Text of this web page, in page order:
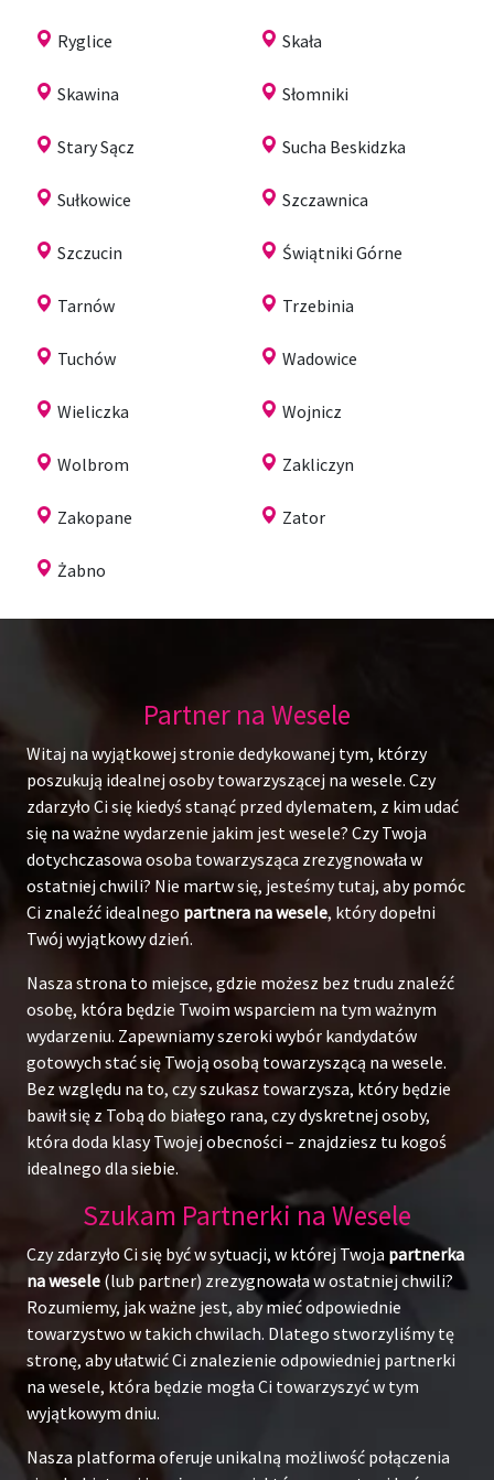
Ryglice Skała
Skawina Słomniki
Stary Sącz Sucha Beskidzka
Sułkowice Szczawnica
Szczucin Świątniki Górne
Tarnów Trzebinia
Tuchów Wadowice
Wieliczka Wojnicz
Wolbrom Zakliczyn
Zakopane Zator
Żabno
Partner na Wesele
Witaj na wyjątkowej stronie dedykowanej tym, którzy
poszukują idealnej osoby towarzyszącej na wesele. Czy
zdarzyło Ci się kiedyś stanąć przed dylematem, z kim udać
się na ważne wydarzenie jakim jest wesele? Czy Twoja
dotychczasowa osoba towarzysząca zrezygnowała w
ostatniej chwili? Nie martw się, jesteśmy tutaj, aby pomóc
Ci znaleźć idealnego partnera na wesele, który dopełni
Twój wyjątkowy dzień.
Nasza strona to miejsce, gdzie możesz bez trudu znaleźć
osobę, która będzie Twoim wsparciem na tym ważnym
wydarzeniu. Zapewniamy szeroki wybór kandydatów
gotowych stać się Twoją osobą towarzyszącą na wesele.
Bez względu na to, czy szukasz towarzysza, który będzie
bawił się z Tobą do białego rana, czy dyskretnej osoby,
która doda klasy Twojej obecności – znajdziesz tu kogoś
idealnego dla siebie.
Szukam Partnerki na Wesele
Czy zdarzyło Ci się być w sytuacji, w której Twoja partnerka
na wesele (lub partner) zrezygnowała w ostatniej chwili?
Rozumiemy, jak ważne jest, aby mieć odpowiednie
towarzystwo w takich chwilach. Dlatego stworzyliśmy tę
stronę, aby ułatwić Ci znalezienie odpowiedniej partnerki
na wesele, która będzie mogła Ci towarzyszyć w tym
wyjątkowym dniu.
Nasza platforma oferuje unikalną możliwość połączenia